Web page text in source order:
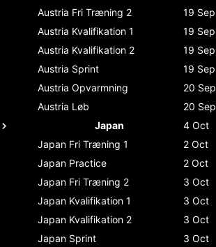
Austria Fri Træning 2 19 Sep
Austria Kvalifikation 1 19 Sep
Austria Kvalifikation 2 19 Sep
Austria Sprint 19 Sep
Austria Opvarmning 20 Sep
Austria Løb 20 Sep
Japan
4 Oct
Japan Fri Træning 1 2 Oct
Japan Practice 2 Oct
Japan Fri Træning 2 3 Oct
Japan Kvalifikation 1 3 Oct
Japan Kvalifikation 2 3 Oct
Japan Sprint 3 Oct